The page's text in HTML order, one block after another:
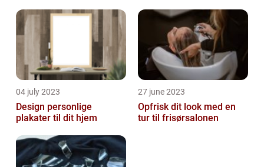
04 july 2023
Design personlige
plakater til dit hjem
27 june 2023
Opfrisk dit look med en
tur til frisørsalonen